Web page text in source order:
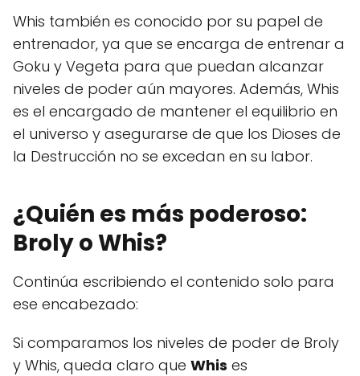
Whis también es conocido por su papel de
entrenador, ya que se encarga de entrenar a
Goku y Vegeta para que puedan alcanzar
niveles de poder aún mayores. Además, Whis
es el encargado de mantener el equilibrio en
el universo y asegurarse de que los Dioses de
la Destrucción no se excedan en su labor.
¿Quién es más poderoso:
Broly o Whis?
Continúa escribiendo el contenido solo para
ese encabezado:
Si comparamos los niveles de poder de Broly
y Whis, queda claro que Whis es